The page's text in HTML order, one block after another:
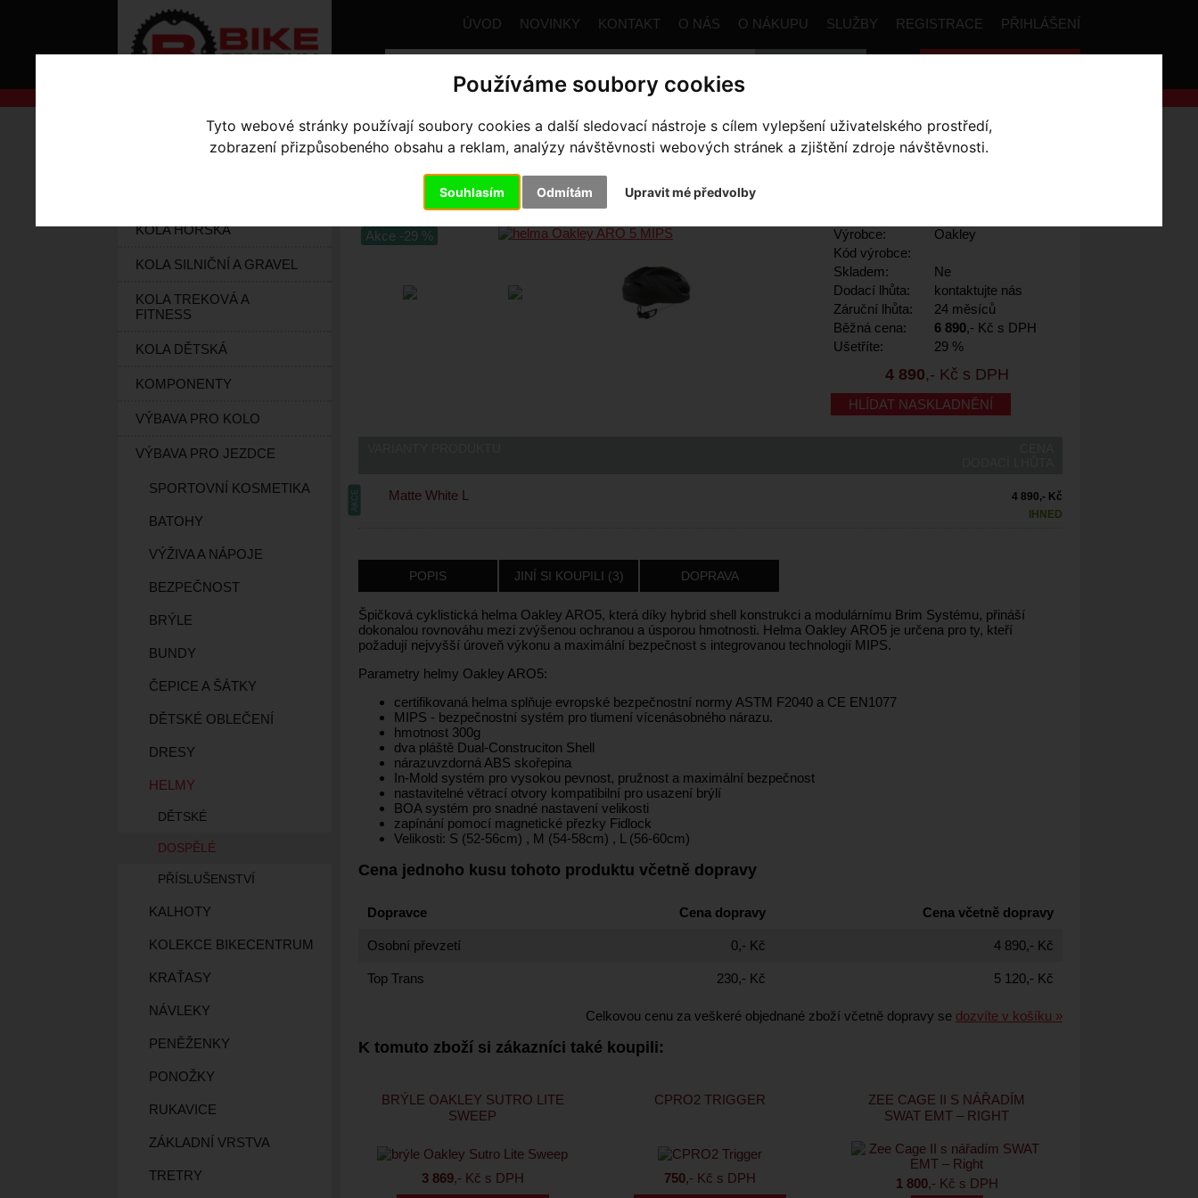
Používáme soubory cookies
Tyto webové stránky používají soubory cookies a další sledovací nástroje s cílem vylepšení uživatelského prostředí,
zobrazení přizpůsobeného obsahu a reklam, analýzy návštěvnosti webových stránek a zjištění zdroje návštěvnosti.
Souhlasím Odmítám Upravit mé předvolby
ÚVOD NOVINKY KONTAKT O NÁS O NÁKUPU SLUŽBY REGISTRACE PŘIHLÁŠENÍ
KOLA HORSKÁ
KOLA SILNIČNÍ A GRAVEL
KOLA TREKOVÁ A
FITNESS
KOLA DĚTSKÁ
KOMPONENTY
VÝBAVA PRO KOLO
VÝBAVA PRO JEZDCE
SPORTOVNÍ KOSMETIKA
BATOHY
VÝŽIVA A NÁPOJE
BEZPEČNOST
BRÝLE
BUNDY
ČEPICE A ŠÁTKY
DĚTSKÉ OBLEČENÍ
DRESY
HELMY
DĚTSKÉ
DOSPĚLÉ
PŘÍSLUŠENSTVÍ
KALHOTY
KOLEKCE BIKECENTRUM
KRAŤASY
NÁVLEKY
PENĚŽENKY
PONOŽKY
RUKAVICE
ZÁKLADNÍ VRSTVA
TRETRY
Úvodní strana Výbava pro jezdce Helmy Dospělé helma Oakley ARO 5 MIPS
HELMA OAKLEY ARO 5 MIPS- Blackout M
Akce -29 % Výrobce:
Oakley
Kód výrobce:
Skladem:
Ne
Dodací lhůta:
kontaktujte nás
Záruční lhůta:
24 měsíců
Běžná cena:
6 890,- Kč s DPH
Ušetříte:
29 %
4 890,- Kč s DPH
HLÍDAT NASKLADNĚNÍ
AKCE Matte White L
4 890,- Kč
IHNED
POPIS JINÍ SI KOUPILI (3) DOPRAVA
Špičková cyklistická helma Oakley ARO5, která díky hybrid shell konstrukci a modulárnímu Brim Systému, přináší
dokonalou rovnováhu mezi zvýšenou ochranou a úsporou hmotnosti. Helma Oakley ARO5 je určena pro ty, kteří
požadují nejvyšší úroveň výkonu a maximální bezpečnost s integrovanou technologií MIPS.
Parametry helmy Oakley ARO5:
certifikovaná helma splňuje evropské bezpečnostní normy ASTM F2040 a CE EN1077
MIPS - bezpečnostní systém pro tlumení vícenásobného nárazu.
hmotnost 300g
dva pláště Dual-Construciton Shell
nárazuvzdorná ABS skořepina
In-Mold systém pro vysokou pevnost, pružnost a maximální bezpečnost
nastavitelné větrací otvory kompatibilní pro usazení brýlí
BOA systém pro snadné nastavení velikosti
zapínání pomocí magnetické přezky Fidlock
Velikosti: S (52-56cm) , M (54-58cm) , L (56-60cm)
Cena jednoho kusu tohoto produktu včetně dopravy
Dopravce Cena dopravy Cena včetně dopravy
Osobní převzetí 0,- Kč 4 890,- Kč
Top Trans 230,- Kč 5 120,- Kč
Celkovou cenu za veškeré objednané zboží včetně dopravy se dozvíte v košíku »
K tomuto zboží si zákazníci také koupili:
BRÝLE OAKLEY SUTRO LITE
SWEEP
3 869,- Kč s DPH
CPRO2 TRIGGER
750,- Kč s DPH
ZEE CAGE II S NÁŘADÍM
SWAT EMT – RIGHT
1 800,- Kč s DPH